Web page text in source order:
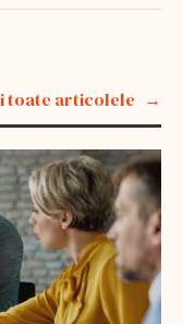
toate articolele